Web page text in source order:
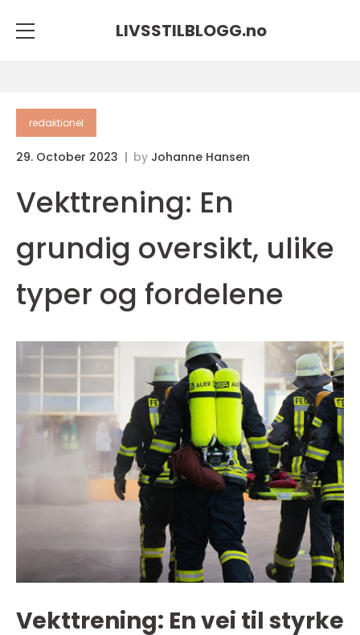
LIVSSTILBLOGG.no
redaktionel
29. October 2023 by Johanne Hansen
Vekttrening: En
grundig oversikt, ulike
typer og fordelene
Vekttrening: En vei til styrke